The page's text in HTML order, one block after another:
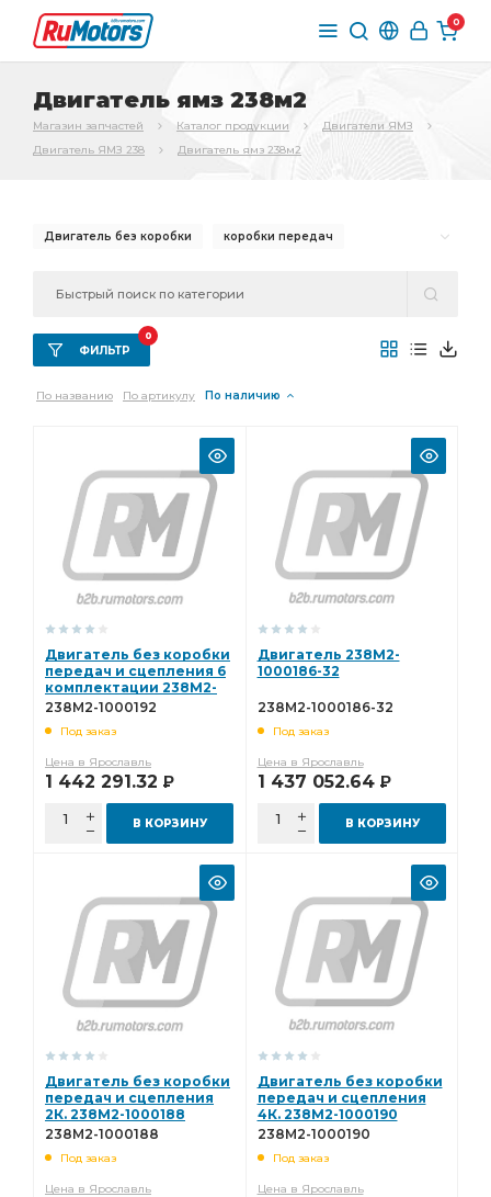
0
Двигатель ямз 238м2
Магазин запчастей Каталог продукции
Двигатели ЯМЗ
Двигатель ЯМЗ 238
Двигатель ямз 238м2
Двигатель без коробки коробки передач
передач и сцепления Двигатель с коробкой
Двигатель с коробкой передач коробкой передач
коробки передач и сцепления
ФИЛЬТР
0
По названию По артикулу По наличию
Двигатель без коробки
передач и сцепления 6
комплектации 238М2-
1000192
238М2-1000192
Под заказ
Цена в Ярославль
1 442 291.32 Р
В КОРЗИНУ
Двигатель 238М2-
1000186-32
238М2-1000186-32
Под заказ
Цена в Ярославль
1 437 052.64 Р
В КОРЗИНУ
Двигатель без коробки
передач и сцепления
2К. 238М2-1000188
238М2-1000188
Под заказ
Цена в Ярославль
Двигатель без коробки
передач и сцепления
4К. 238М2-1000190
238М2-1000190
Под заказ
Цена в Ярославль